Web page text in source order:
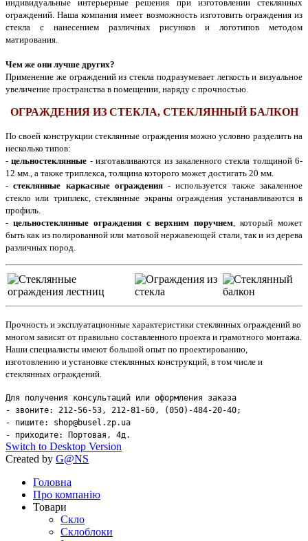
индивидуальные интерьерные решения при изготовлении стеклянных
ограждений. Наша компания имеет возможность изготовить ограждения из
стекла с нанесением различных рисунков и логотипов методом
матирования.
Чем же они лучше других?
Применение же ограждений из стекла подразумевает легкость и визуальное
увеличение пространства в помещении, наряду с прочностью.
ОГРАЖДЕНИЯ ИЗ СТЕКЛА, СТЕКЛЯННЫЙ БАЛКОН
По своей конструкции стеклянные ограждения можно условно разделить на
несколько типов:
-цельностеклянные - изготавливаются из закаленного стекла толщиной 6-
12 мм., а также триплекса, толщина которого может достигать 20 мм.
-стеклянные каркасные ограждения- используется также закаленное
стекло или триплекс, стеклянные экраны ограждения устанавливаются в
профиль.
- цельностеклянные ограждения с верхним поручнем, который может
быть как из полированной или матовой нержавеющей стали, так и из дерева
различных пород.
Прочность и эксплуатационные характеристики стеклянных ограждений во
многом зависят от правильно составленного проекта и грамотного монтажа.
Наши специалисты имеют большой опыт по проектированию,
изготовлению и установке стеклянных конструкций, в том числе и
стеклянных ограждений.
Для получения консультаций или оформления заказа
- звоните: 212-56-53, 212-81-60, (050)-484-20-40;
- пишите: shop@busel.zp.ua
- приходите: Портовая, 4д.
Switch to Desktop Version
Created by G@NS
Головна
Про компанію
Товари
Скло
Склоблоки